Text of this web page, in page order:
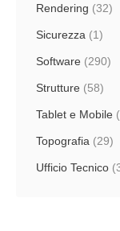
Rendering (32)
Sicurezza (1)
Software (290)
Strutture (58)
Tablet e Mobile
Topografia (29)
Ufficio Tecnico